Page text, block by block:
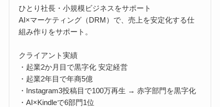
ひとり社長・小規模ビジネスをサポート
AI×マーケティング（DRM）で、売上を安定化する仕
組み作りをサポート。
クライアント実績
・起業2か月目で黒字化 安定経営
・起業2年目で年商5億
・Instagram3投稿目で100万再生 → 赤字部門を黒字化
・AI×Kindleで6部門1位